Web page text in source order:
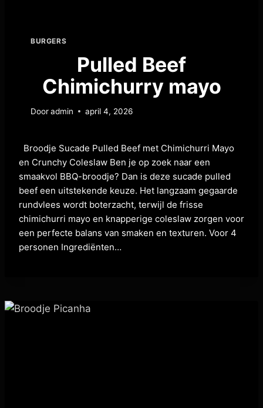
BURGERS
Pulled Beef
Chimichurry mayo
Dooradmin april 4, 2026
Broodje Sucade Pulled Beef met Chimichurri Mayo
en Crunchy Coleslaw Ben je op zoek naar een
smaakvol BBQ-broodje? Dan is deze sucade pulled
beef een uitstekende keuze. Het langzaam gegaarde
rundvlees wordt boterzacht, terwijl de frisse
chimichurri mayo en knapperige coleslaw zorgen voor
een perfecte balans van smaken en texturen. Voor 4
personen Ingrediënten…